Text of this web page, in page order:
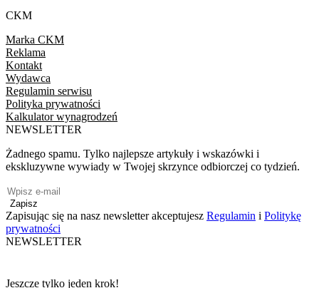
CKM
Marka CKM
Reklama
Kontakt
Wydawca
Regulamin serwisu
Polityka prywatności
Kalkulator wynagrodzeń
NEWSLETTER
Żadnego spamu. Tylko najlepsze artykuły i wskazówki i
ekskluzywne wywiady w Twojej skrzynce odbiorczej co tydzień.
Zapisz
Zapisując się na nasz newsletter akceptujesz Regulamin i Politykę
prywatności
NEWSLETTER
Jeszcze tylko jeden krok!